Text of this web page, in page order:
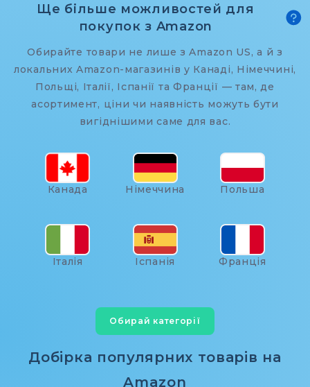
Ще більше можливостей для
покупок з Amazon
Обирайте товари не лише з Amazon US, а й з
локальних Amazon-магазинів у Канаді, Німеччині,
Польщі, Італії, Іспанії та Франції — там, де
асортимент, ціни чи наявність можуть бути
вигіднішими саме для вас.
Канада Німеччина Польша
Італія Іспанія Франція
Обирай категорії
Добірка популярних товарів на
Amazon